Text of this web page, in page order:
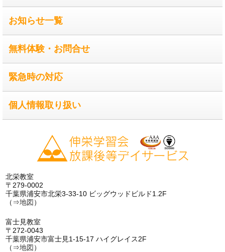
お知らせ一覧
無料体験・お問合せ
緊急時の対応
個人情報取り扱い
北栄教室
〒279-0002
千葉県浦安市北栄3-33-10 ビッグウッドビルド1.2F
（⇒地図 ）
富士見教室
〒272-0043
千葉県浦安市富士見1-15-17 ハイグレイス2F
（⇒地図 ）